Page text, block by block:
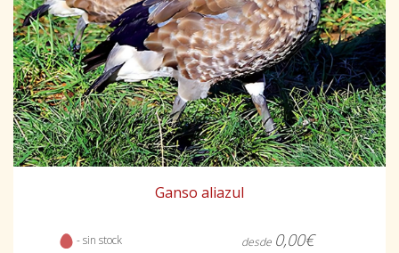
Ganso aliazul
- sin stock desde 0,00€